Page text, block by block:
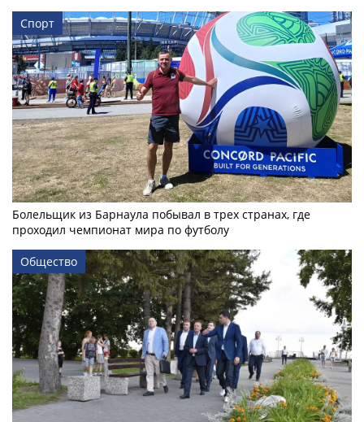
Спорт
Болельщик из Барнаула побывал в трех странах, где
проходил чемпионат мира по футболу
Общество